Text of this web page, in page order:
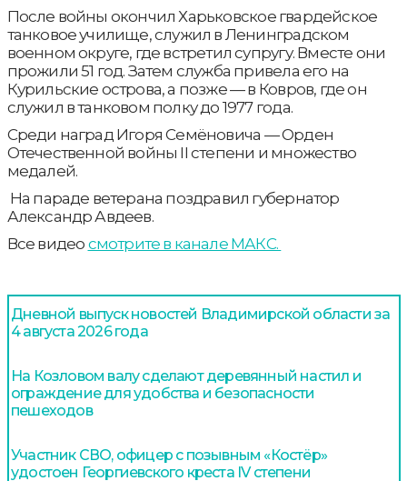
После войны окончил Харьковское гвардейское
танковое училище, служил в Ленинградском
военном округе, где встретил супругу. Вместе они
прожили 51 год. Затем служба привела его на
Курильские острова, а позже — в Ковров, где он
служил в танковом полку до 1977 года.
Среди наград Игоря Семёновича — Орден
Отечественной войны II степени и множество
медалей.
На параде ветерана поздравил губернатор
Александр Авдеев.
Все видео смотрите в канале МАКС.
Дневной выпуск новостей Владимирской области за
4 августа 2026 года
На Козловом валу сделают деревянный настил и
ограждение для удобства и безопасности
пешеходов
Участник СВО, офицер с позывным «Костёр»
удостоен Георгиевского креста IV степени